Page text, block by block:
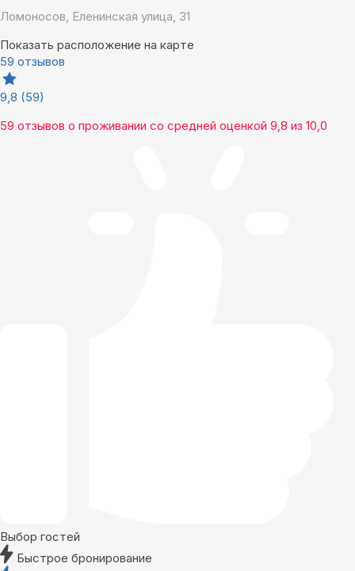
Ломоносов, Еленинская улица, 31
Показать расположение на карте
59 отзывов
9,8 (59)
59 отзывов о проживании со средней оценкой 9,8 из 10,0
Выбор гостей
Быстрое бронирование